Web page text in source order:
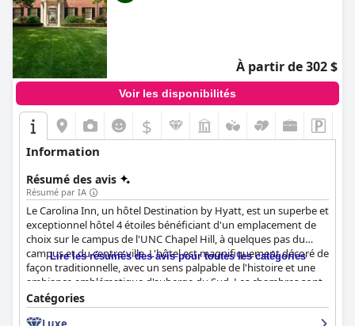
À partir de 302 $
Voir les disponibilités
$
Information
Résumé des avis
Résumé par IA
Le Carolina Inn, un hôtel Destination by Hyatt, est un superbe et
exceptionnel hôtel 4 étoiles bénéficiant d'un emplacement de
choix sur le campus de l'UNC Chapel Hill, à quelques pas du
campus et du centre-ville. L'hôtel est magnifiquement décoré de
façon traditionnelle, avec un sens palpable de l'histoire et une
ambiance emblématique d'auberge du Sud. Les chambres sont
propres, chaleureuses et confortables, bien que certains clients
aient déploré une mauvaise insonorisation contre les bruits de
Lire les résumés des avis pour toutes les catégories
Catégories